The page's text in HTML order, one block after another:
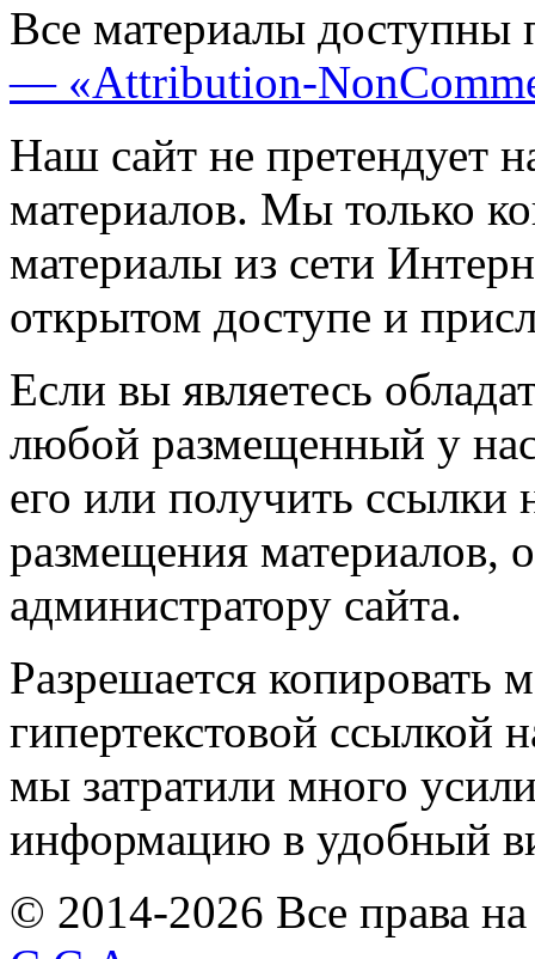
Все материалы доступны
— «Attribution-
Наш сайт не претендует
материалов. Мы только
материалы из сети
открытом доступе и
Если вы являетесь
любой размещенный у
его или получить ссылки
размещения материалов,
администратору сайта.
Разрешается копировать
гипертекстовой ссылкой
мы затратили много
информацию в удобный
© 2014-2026 Все права